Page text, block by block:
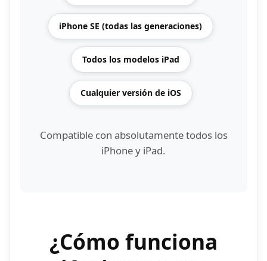
iPhone SE (todas las generaciones)
Todos los modelos iPad
Cualquier versión de iOS
Compatible con absolutamente todos los
iPhone y iPad.
¿Cómo funciona